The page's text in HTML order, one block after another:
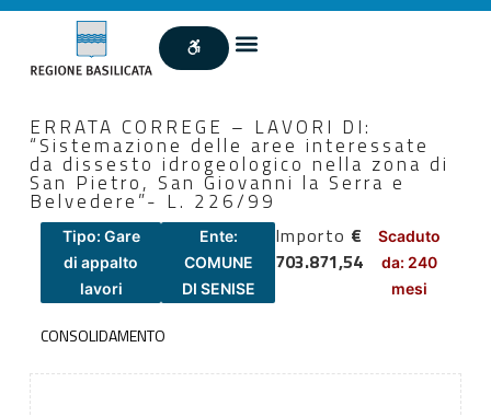
ERRATA CORREGE – LAVORI DI:
“Sistemazione delle aree interessate
da dissesto idrogeologico nella zona di
San Pietro, San Giovanni la Serra e
Belvedere”- L. 226/99
Tipo: Gare
di appalto
lavori
Ente:
COMUNE
DI SENISE
Importo €
703.871,54
Scaduto
da: 240
mesi
CONSOLIDAMENTO